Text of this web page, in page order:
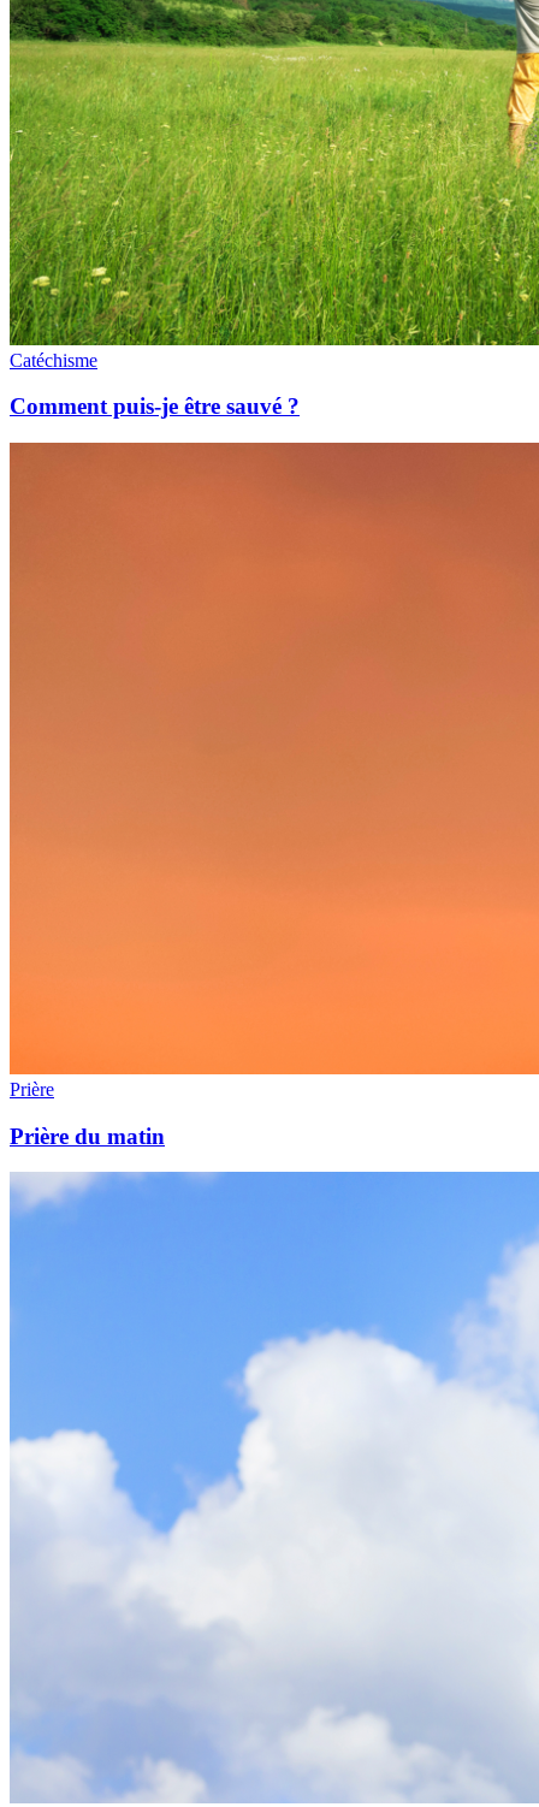
Catéchisme
Comment puis-je être sauvé ?
Prière
Prière du matin